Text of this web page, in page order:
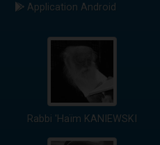
Application Android
Rabbi 'Haïm KANIEWSKI